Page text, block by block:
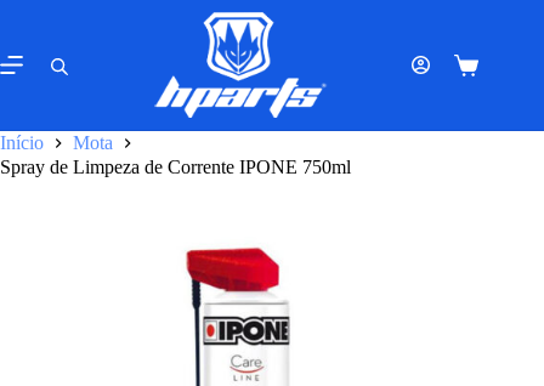
o
conteúdo
Carrinho
Início
Mota
Spray de Limpeza de Corrente IPONE 750ml